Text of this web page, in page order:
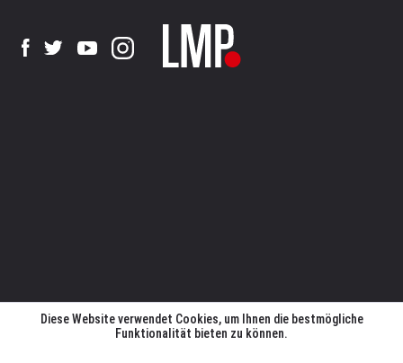
Diese Website verwendet Cookies, um Ihnen die bestmögliche
Funktionalität bieten zu können.